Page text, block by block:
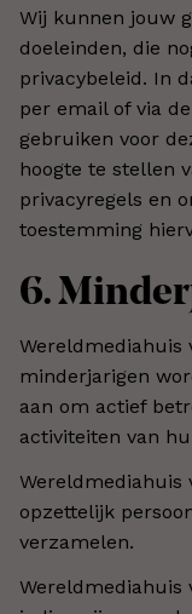
Wij kunnen jouw
doeleinden, die
privacybeleid. In
per email of via
gebruiken voor
hoogte te stellen
privacyregels en
toestemming
6.
Wereldmediahuis
minderjarigen
aan om actief
activiteiten van
Wereldmediahuis
opzettelijk
verzamelen.
Wereldmediahuis